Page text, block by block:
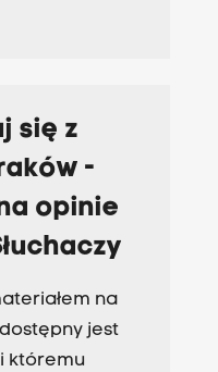
się z
-
opinie
na
jest
któremu